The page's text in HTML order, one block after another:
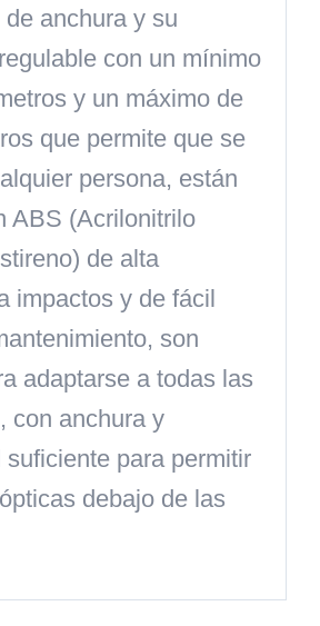
anchura y su
con un mínimo
y un máximo de
que permite que se
persona, están
ABS (Acrilonitrilo
de alta
impactos y de fácil
son
adaptarse a todas las
con anchura y
suficiente para permitir
debajo de las